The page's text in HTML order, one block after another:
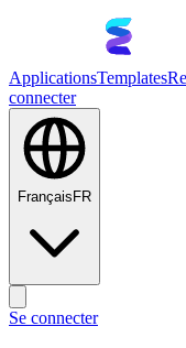
ApplicationsTemplates
connecter
Français FR
Se connecter